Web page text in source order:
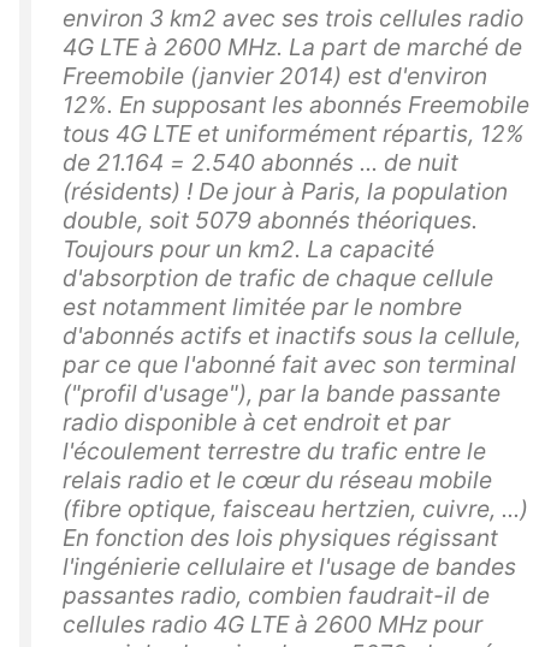
environ 3 km2 avec ses trois cellules radio
4G LTE à 2600 MHz. La part de marché de
Freemobile (janvier 2014) est d'environ
12%. En supposant les abonnés Freemobile
tous 4G LTE et uniformément répartis, 12%
de 21.164 = 2.540 abonnés ... de nuit
(résidents) ! De jour à Paris, la population
double, soit 5079 abonnés théoriques.
Toujours pour un km2. La capacité
d'absorption de trafic de chaque cellule
est notamment limitée par le nombre
d'abonnés actifs et inactifs sous la cellule,
par ce que l'abonné fait avec son terminal
("profil d'usage"), par la bande passante
radio disponible à cet endroit et par
l'écoulement terrestre du trafic entre le
relais radio et le cœur du réseau mobile
(fibre optique, faisceau hertzien, cuivre, ...)
En fonction des lois physiques régissant
l'ingénierie cellulaire et l'usage de bandes
passantes radio, combien faudrait-il de
cellules radio 4G LTE à 2600 MHz pour